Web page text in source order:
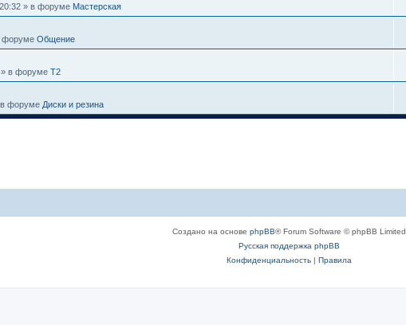
» в форуме Мастерская
форуме Общение
» в форуме T2
форуме Диски и резина
Создано на основе phpBB® Forum Software © phpBB Limited
Русская поддержка phpBB
Конфиденциальность| Правила